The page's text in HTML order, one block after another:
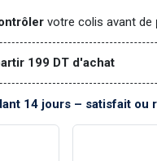
votre colis avant de
199 DT d'achat
14 jours – satisfait ou